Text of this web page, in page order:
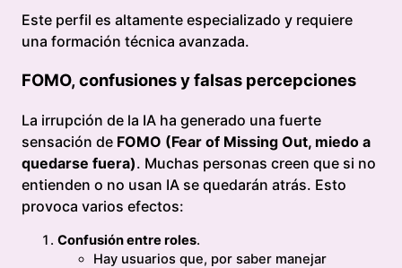
Este perfil es altamente especializado y requiere
una formación técnica avanzada.
FOMO, confusiones y falsas percepciones
La irrupción de la IA ha generado una fuerte
sensación de FOMO (Fear of Missing Out, miedo a
quedarse fuera). Muchas personas creen que si no
entienden o no usan IA se quedarán atrás. Esto
provoca varios efectos:
Confusión entre roles.
Hay usuarios que, por saber manejar